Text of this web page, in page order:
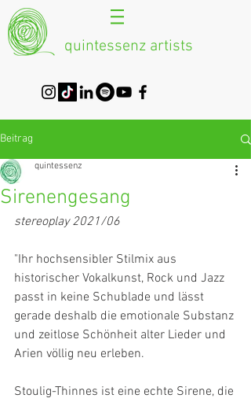
quintessenz artists
Beitrag
Sirenengesang
quintessenz
stereoplay 2021/06
"Ihr hochsensibler Stilmix aus
historischer Vokalkunst, Rock und Jazz
passt in keine Schublade und lässt
gerade deshalb die emotionale Substanz
und zeitlose Schönheit alter Lieder und
Arien völlig neu erleben.
Stoulig-Thinnes ist eine echte Sirene, die